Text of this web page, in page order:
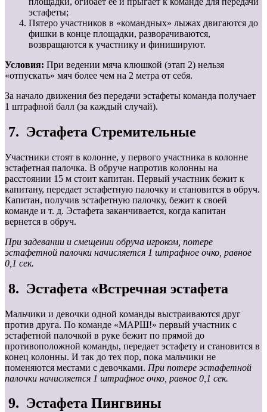
эстафеты;
Пятеро участников в «командных» лыжах двигаются до
фишки в конце площадки, разворачиваются,
возвращаются к участнику и финишируют.
Условия: При ведении мяча клюшкой (этап 2) нельзя
«отпускать» мяч более чем на 2 метра от себя.
За начало движения без передачи эстафеты команда получает
1 штрафной балл (за каждый случай).
7. Эстафета Стремительные
Участники стоят в колонне, у первого участника в колонне
эстафетная палочка. В обруче напротив колонны на
расстоянии 15 м стоит капитан. Первый участник бежит к
капитану, передает эстафетную палочку и становится в обруч.
Капитан, получив эстафетную палочку, бежит к своей
команде и т. д. Эстафета заканчивается, когда капитан
вернется в обруч.
При задевании и смещении обруча игроком, потере
эстафетной палочки начисляется 1 штрафное очко, равное
0,1 сек.
8. Эстафета «Встречная эстафета
Мальчики и девочки одной команды выстраиваются друг
против друга. По команде «МАРШ!» первый участник с
эстафетной палочкой в руке бежит по прямой до
противоположной команды, передает эстафету и становится в
конец колонны. И так до тех пор, пока мальчики не
поменяются местами с девочками. При потере эстафетной
палочки начисляется 1 штрафное очко, равное 0,1 сек.
9. Эстафета Пингвины